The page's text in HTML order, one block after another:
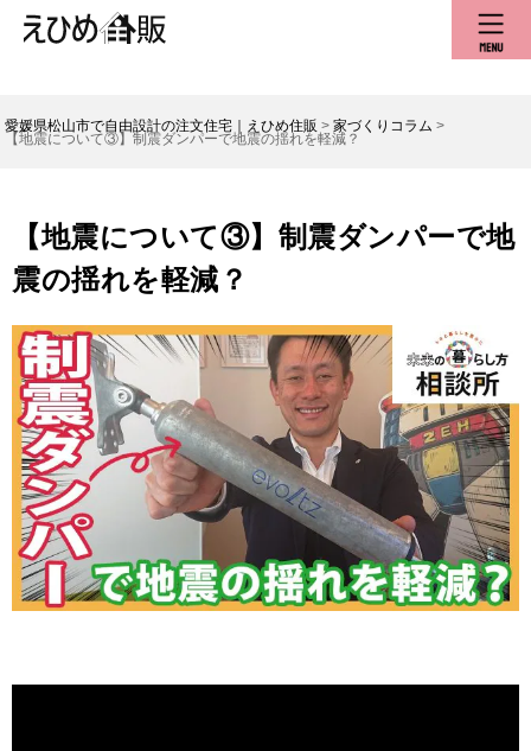
愛媛県松山市で自由設計の注文住宅｜えひめ住販 >家づくりコラム >
【地震について③】制震ダンパーで地震の揺れを軽減？
【地震について③】制震ダンパーで地
震の揺れを軽減？